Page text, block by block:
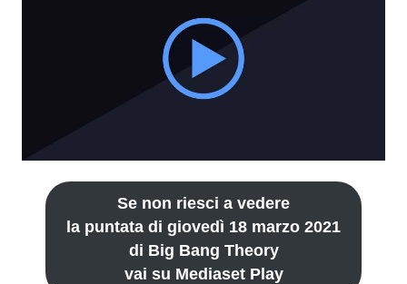
Se non riesci a vedere
la puntata di giovedì 18 marzo 2021
di Big Bang Theory
vai su Mediaset Play